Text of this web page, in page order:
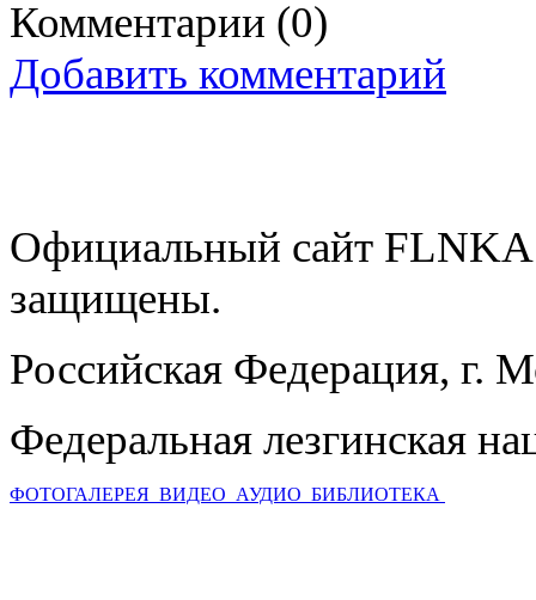
Комментарии (0)
Добавить комментарий
Официальный сайт
защищены.
Российская Федерация, г.
Федеральная лезгинская
ФОТОГАЛЕРЕЯ ВИДЕО АУДИО БИБЛИОТЕКА